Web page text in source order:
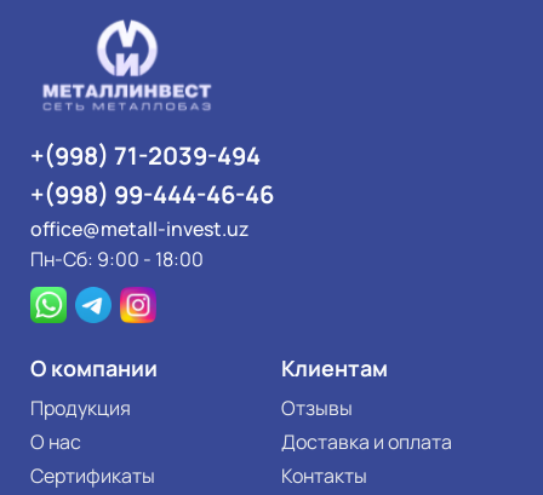
О компании
Продукция
О нас
Сертификаты
Клиентам
Отзывы
Доставка и оплата
Контакты
+(998) 71-2039-494
+(998) 99-444-46-46
office@metall-invest.uz
Пн-Сб: 9:00 - 18:00